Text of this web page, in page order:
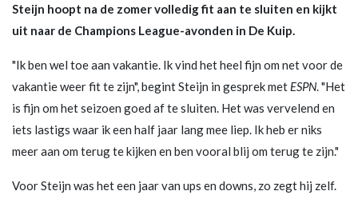
Steijn hoopt na de zomer volledig fit aan te sluiten en kijkt
uit naar de Champions League-avonden in De Kuip.
"Ik ben wel toe aan vakantie. Ik vind het heel fijn om net voor de
vakantie weer fit te zijn", begint Steijn in gesprek met ESPN. "Het
is fijn om het seizoen goed af te sluiten. Het was vervelend en
iets lastigs waar ik een half jaar lang mee liep. Ik heb er niks
meer aan om terug te kijken en ben vooral blij om terug te zijn."
Voor Steijn was het een jaar van ups en downs, zo zegt hij zelf.